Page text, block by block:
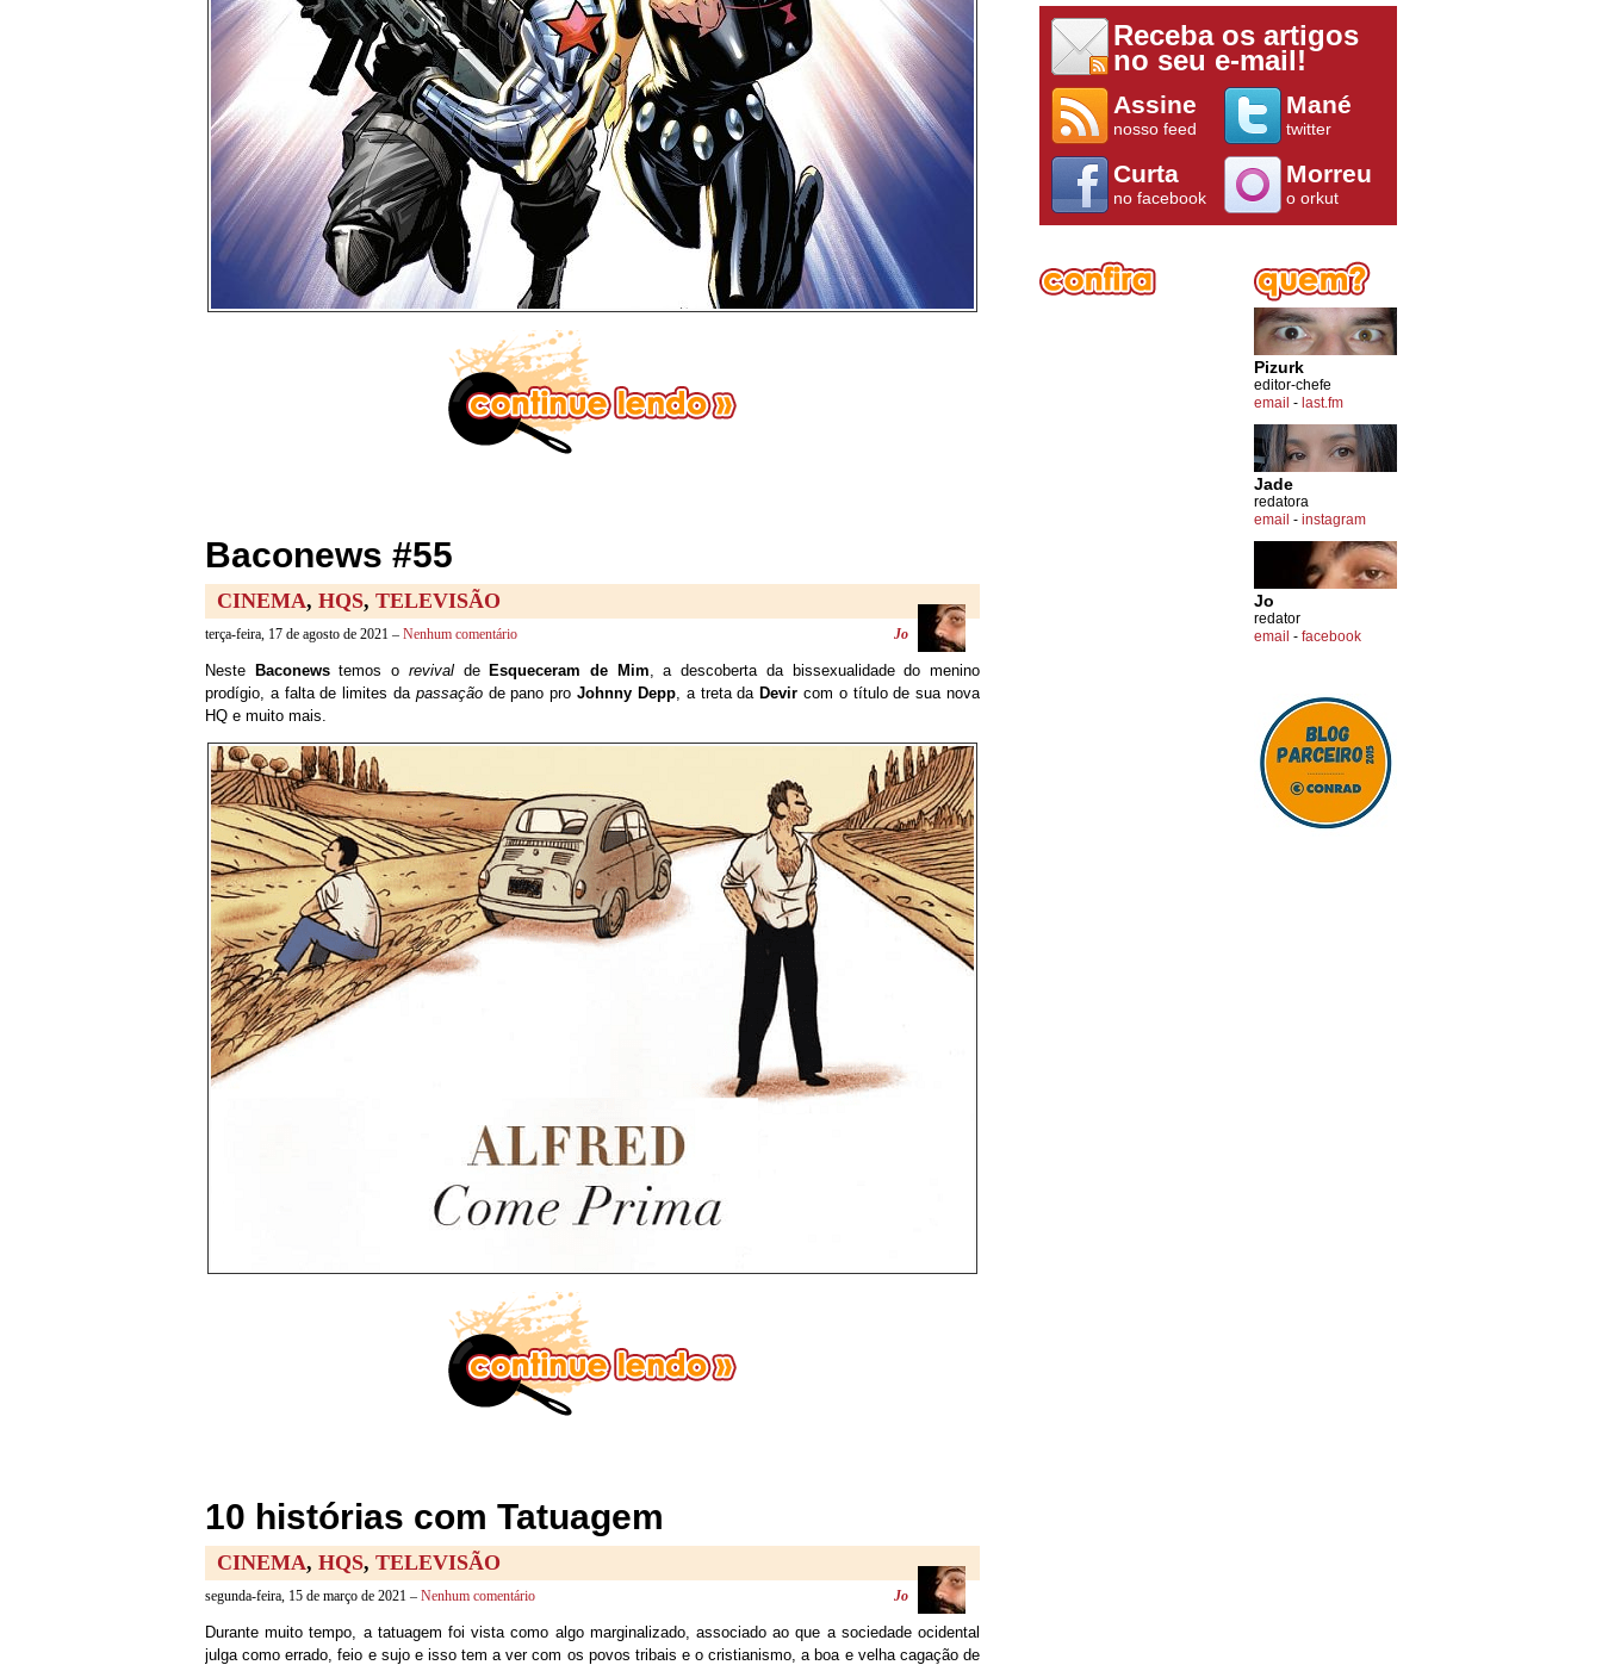
Baconews #55
CINEMA, HQS, TELEVISÃO
terça-feira, 17 de agosto de 2021 – Nenhum comentário Jo
Neste Baconewstemos o revivalde Esqueceram de Mim, a descoberta da bissexualidade do menino
prodígio, a falta de limites da passaçãode pano proJohnny Depp, a treta da Devir com o título de sua nova
HQ e muito mais.
10 histórias com Tatuagem
CINEMA, HQS, TELEVISÃO
segunda-feira, 15 de março de 2021 – Nenhum comentário Jo
Durante muito tempo, a tatuagem foi vista como algo marginalizado, associado ao que a sociedade ocidental
julga como errado, feio e sujo e isso tem a ver com os povos tribais e o cristianismo, a boa e velha cagação de
Receba os artigos
no seu e-mail!
Assine
nosso feed
Mané
twitter
Curta
no facebook
Morreu
o orkut
Pizurk
editor-chefe
email - last.fm
Jade
redatora
email - instagram
Jo
redator
email - facebook